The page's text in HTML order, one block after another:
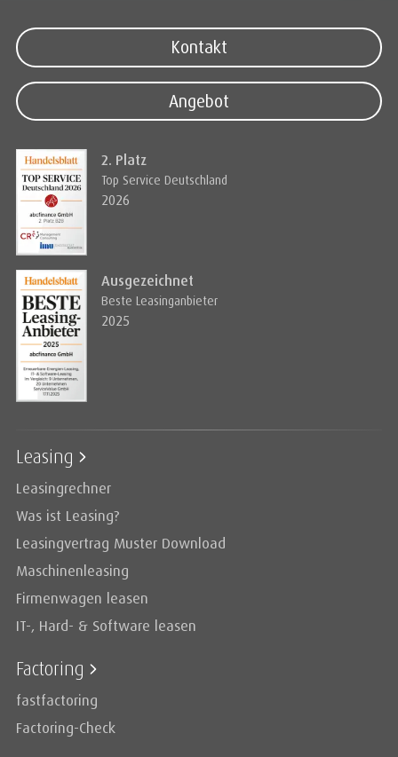
Kontakt
Angebot
2. Platz
Top Service Deutschland
2026
Ausgezeichnet
Beste Leasinganbieter
2025
Leasing
Leasingrechner
Was ist Leasing?
Leasingvertrag Muster Download
Maschinenleasing
Firmenwagen leasen
IT-, Hard- & Software leasen
Factoring
fastfactoring
Factoring-Check